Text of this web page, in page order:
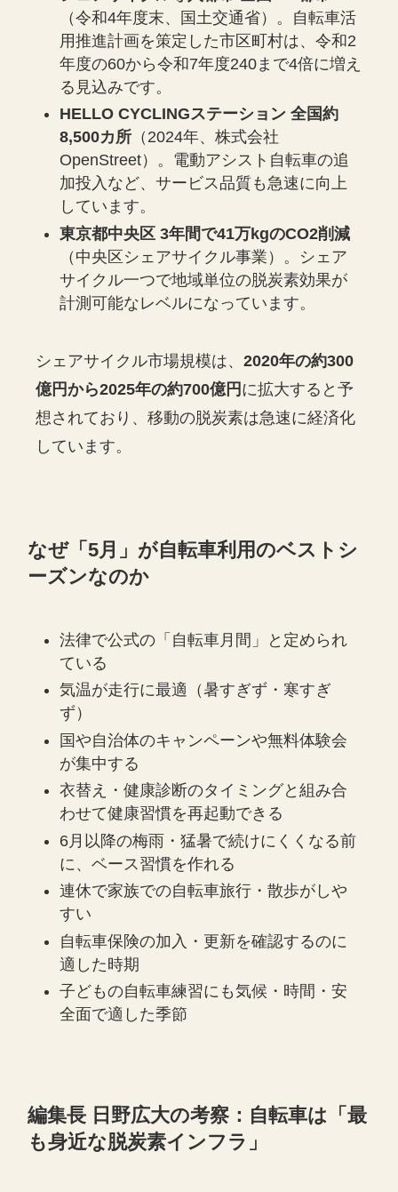
（令和4年度末、国土交通省）。自転車活
用推進計画を策定した市区町村は、令和2
年度の60から令和7年度240まで4倍に増え
る見込みです。
HELLO CYCLINGステーション 全国約
8,500カ所 （2024年、株式会社
OpenStreet）。電動アシスト自転車の追
加投入など、サービス品質も急速に向上
しています。
東京都中央区 3年間で41万kgのCO2削減
（中央区シェアサイクル事業）。シェア
サイクル一つで地域単位の脱炭素効果が
計測可能なレベルになっています。
シェアサイクル市場規模は、2020年の約300
億円から2025年の約700億円 に拡大すると予
想されており、移動の脱炭素は急速に経済化
しています。
なぜ「5月」が自転車利用のベストシ
ーズンなのか
法律で公式の「自転車月間」と定められ
ている
気温が走行に最適（暑すぎず・寒すぎ
ず）
国や自治体のキャンペーンや無料体験会
が集中する
衣替え・健康診断のタイミングと組み合
わせて健康習慣を再起動できる
6月以降の梅雨・猛暑で続けにくくなる前
に、ベース習慣を作れる
連休で家族での自転車旅行・散歩がしや
すい
自転車保険の加入・更新を確認するのに
適した時期
子どもの自転車練習にも気候・時間・安
全面で適した季節
編集長 日野広大の考察：自転車は「最
も身近な脱炭素インフラ」